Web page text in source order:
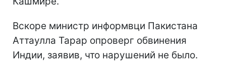
Вскоре министр информвци Пакистана
Аттаулла Тарар опроверг обвинения
Индии, заявив, что нарушений не было.